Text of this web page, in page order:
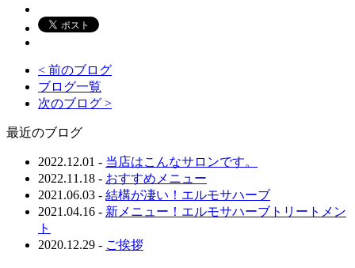
< 前のブログ
ブログ一覧
次のブログ >
最近のブログ
2022.12.01 - 当店はこんなサロンです。
2022.11.18 - おすすめメニュー
2021.06.03 - 結構が凄い！エルモサハーブ
2021.04.16 - 新メニュー！エルモサハーブトリートメン
ト
2020.12.29 - ご挨拶